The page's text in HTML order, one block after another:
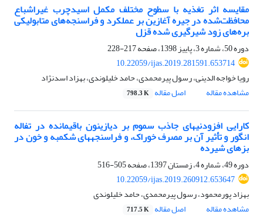
مقایسه اثر تغذیه با سطوح مختلف مکمل اسیدچرب غیراشباع
محافظت‌شده در جیره آغازین بر عملکرد و فراسنجه‌های متابولیکی
بره‌های زود شیرگیری شده قزل
دوره 50، شماره 3، پاییز 1398، صفحه
217-228
10.22059/ijas.2019.281591.653714
رویا خواجه الدینی، رسول پیرمحمدی، حامد خلیلوندی، بهزاد اسدنژاد
مشاهده مقاله
اصل مقاله 798.3 K
کارایی افزودنی‏های جاذب سموم بر دیازینون باقی‏مانده در تفاله
انگور و تأثیر آن بر مصرف خوراک، و فراسنجه‏های شکمبه و خون در
بزهای شیرده
دوره 49، شماره 4، زمستان 1397، صفحه
505-516
10.22059/ijas.2019.260912.653647
بهزاد پورمحمود، رسول پیرمحمدی، حامد خلیلوندی
مشاهده مقاله
اصل مقاله 717.5 K